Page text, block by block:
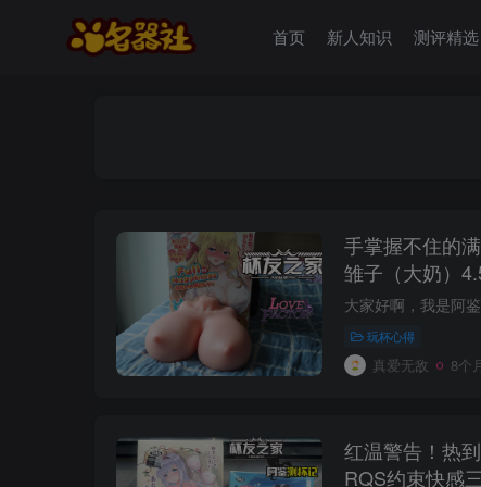
首页 新人知识 测评精选
手掌握不住的
雏子（大奶）
玩杯心得
真爱无敌 8个
红温警告！热
RQS约束快感